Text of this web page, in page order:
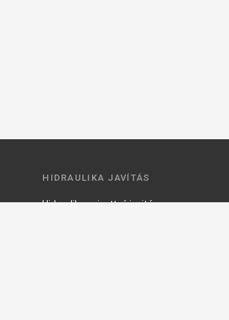
HIDRAULIKA JAVÍTÁS
Hidraulika szivattyú javitás